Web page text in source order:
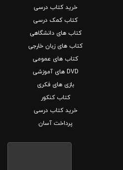
خرید کتاب درسی
کتاب کمک درسی
کتاب های دانشگاهی
کتاب های زبان خارجی
کتاب های عمومی
DVD های آموزشی
بازی های فکری
کتاب کنکور
خرید کتاب درسی
پرداخت آسان